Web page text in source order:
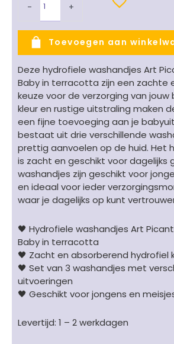
-
washandjes
Picante
-
strepenprint
terracotta/wit
aantal
+
Toevoegen aan
Deze hydrofiele washandjes Art
Baby in terracotta zijn een zachte
keuze voor de verzorging van jouw
kleur en rustige uitstraling maken
een fijne toevoeging aan je
bestaat uit drie verschillende
prettig aanvoelen op de huid. Het
is zacht en geschikt voor dagelijks
washandjes zijn geschikt voor
en ideaal voor ieder
waar je dagelijks op kunt
🖤 Hydrofiele washandjes Art
Baby in terracotta
🖤 Zacht en absorberend hydrofiel
🖤 Set van 3 washandjes met
uitvoeringen
🖤 Geschikt voor jongens en
Levertijd: 1 – 2 werkdagen